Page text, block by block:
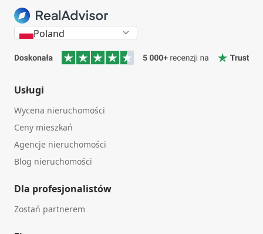
Poland
Usługi
Wycena nieruchomości
Ceny mieszkań
Agencje nieruchomości
Blog nieruchomości
Dla profesjonalistów
Zostań partnerem